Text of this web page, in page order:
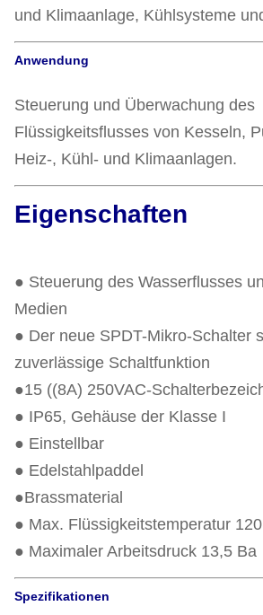
und Klimaanlage, Kühlsysteme
Anwendung
Steuerung und Überwachung des
Flüssigkeitsflusses von Kesseln,
Heiz-, Kühl- und Klimaanlagen.
Eigenschaften
● Steuerung des Wasserflusses
Medien
● Der neue SPDT-Mikro-Schalter
zuverlässige Schaltfunktion
●15 ((8A) 250VAC-
● IP65, Gehäuse der Klasse I
● Einstellbar
● Edelstahlpaddel
●Brassmaterial
● Max. Flüssigkeitstemperatur
● Maximaler Arbeitsdruck 13,5 Ba
Spezifikationen